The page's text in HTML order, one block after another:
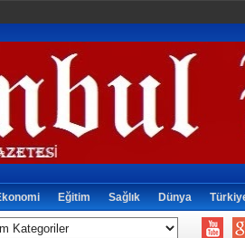
Eğitim Sağlık Dünya